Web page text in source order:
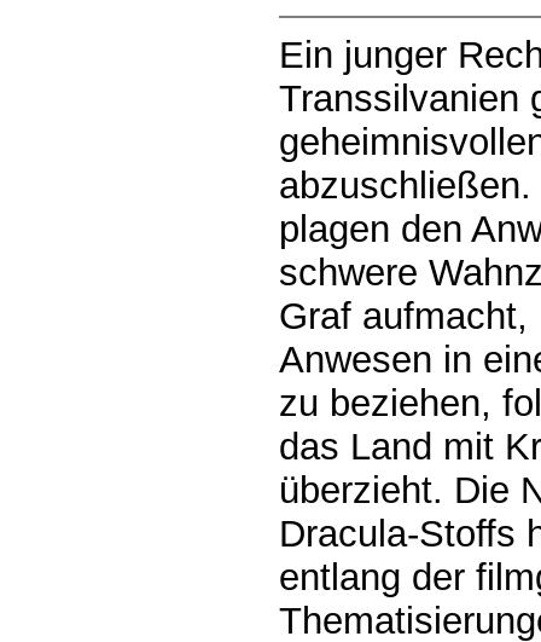
Ein junger
Transsilvanien
plagen den
schwere
Graf aufmacht,
Anwesen in
zu beziehen,
das Land mit
überzieht. Die
Dracula-Stoffs
entlang der